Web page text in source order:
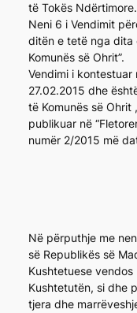
të Tokës Ndërtimore.
Neni 6 i Vendimit
ditën e tetë nga dita
Komunës së Ohrit”.
Vendimi i
27.02.2015 dhe
të Komunës së Ohrit
publikuar në
numër 2/2015 më
Në përputhje me
së Republikës së
Kushtetuese
Kushtetutën, si dhe
tjera dhe